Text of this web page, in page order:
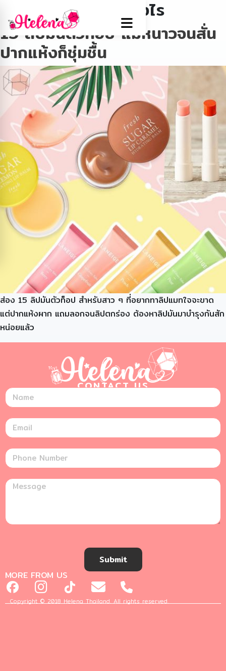
Tag:ปากแห้งทำอย่างไร
15 ลิปมันตัวท็อป แม้หนาวจนสั่น
ปากแห้งก็ชุ่มชื้น
ส่อง 15 ลิปมันตัวท็อป สำหรับสาว ๆ ที่อยากทาลิปแมทใจจะขาด
แต่ปากแห้งผาก แถมลอกจนลิปตกร่อง ต้องหาลิปมันมาบำรุงกันสัก
หน่อยแล้ว
CONTACT US
Submit
MORE FROM US
Copyright © 2018 Helena Thailand. All rights reserved.